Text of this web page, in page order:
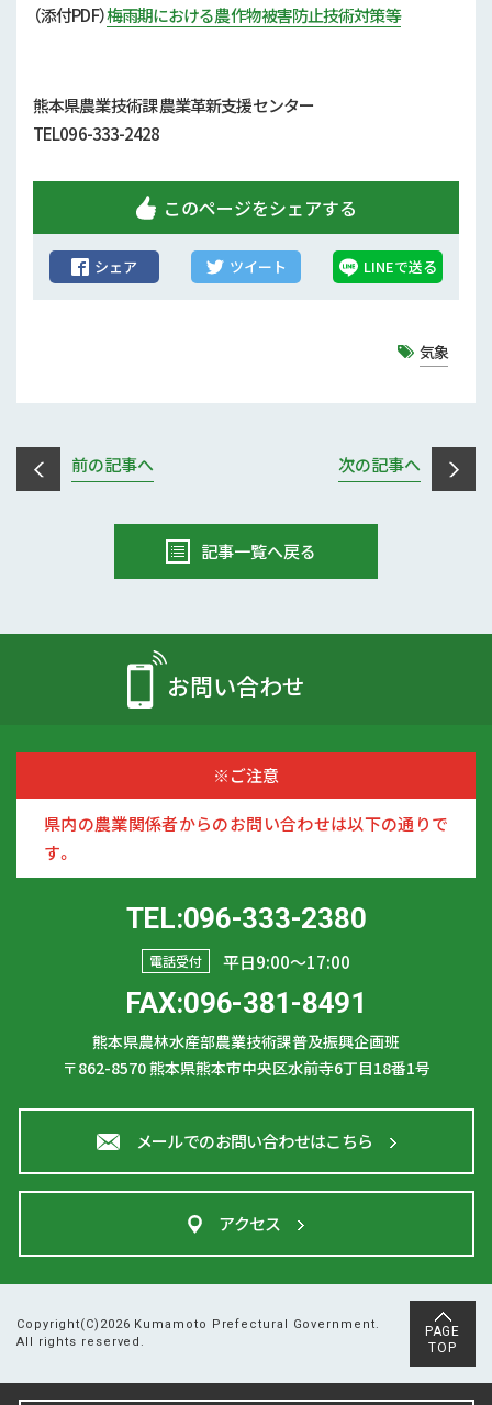
（添付PDF）梅雨期における農作物被害防止技術対策等
熊本県農業技術課 農業革新支援センター
TEL096-333-2428
このページをシェアする
シェア ツイート LINEで送る
気象
前の記事へ 次の記事へ
記事一覧へ戻る
農家紹介
お問い合わせ
※ご注意
県内の農業関係者からのお問い合わせは以下の通りで
す。
TEL:096-333-2380
電話受付 平日9:00〜17:00
FAX:096-381-8491
熊本県農林水産部農業技術課普及振興企画班
〒862-8570熊本県熊本市中央区水前寺6丁目18番1号
メールでのお問い合わせはこちら
アクセス
Copyright(C)2026 Kumamoto Prefectural Government.
All rights reserved.
PAGE
TOP